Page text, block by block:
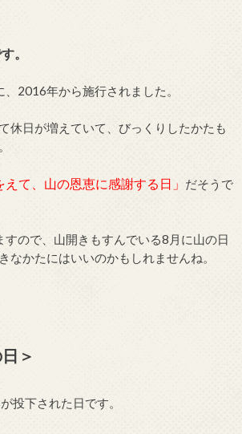
。
2016年から施行されました。
休日が増えていて、びっくりしたかたも
えて、山の恩恵に感謝する日」 だそうで
ので、山開きもすんでいる8月に山の日
なかたにはいいのかもしれませんね。
＞
投下された日です。